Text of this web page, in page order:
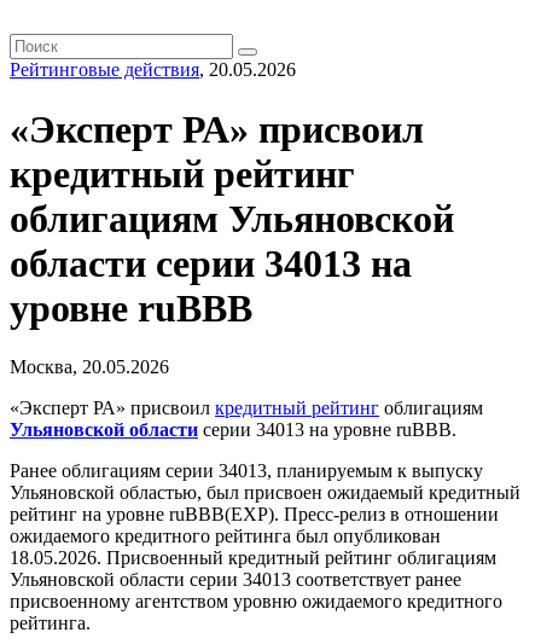
Рейтинговые действия, 20.05.2026
«Эксперт РА» присвоил
кредитный рейтинг
облигациям Ульяновской
области серии 34013 на
уровне ruBBB
Москва, 20.05.2026
«Эксперт РА» присвоил кредитный рейтинг облигациям
Ульяновской области серии 34013 на уровне ruBBB.
Ранее облигациям серии 34013, планируемым к выпуску
Ульяновской областью, был присвоен ожидаемый кредитный
рейтинг на уровне ruВВВ(EXP). Пресс-релиз в отношении
ожидаемого кредитного рейтинга был опубликован
18.05.2026. Присвоенный кредитный рейтинг облигациям
Ульяновской области серии 34013 соответствует ранее
присвоенному агентством уровню ожидаемого кредитного
рейтинга.